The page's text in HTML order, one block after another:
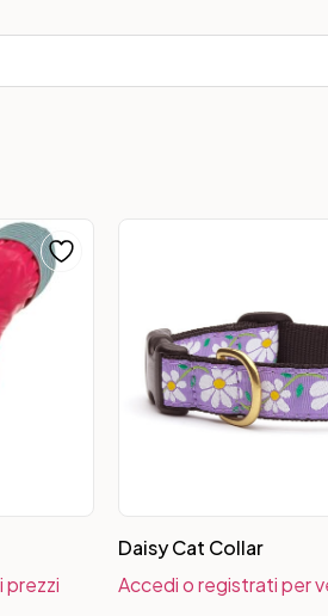
prezzi
Daisy Cat Collar
Accedi o registrati per